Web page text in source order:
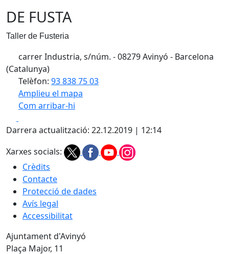
DE FUSTA
Taller de Fusteria
carrer Industria, s/núm. - 08279 Avinyó - Barcelona
(Catalunya)
Telèfon: 93 838 75 03
Amplieu el mapa
Com arribar-hi
+
Darrera actualització: 22.12.2019 | 12:14
Xarxes socials:
Crèdits
Contacte
Protecció de dades
Avís legal
Accessibilitat
Ajuntament d'Avinyó
Plaça Major, 11